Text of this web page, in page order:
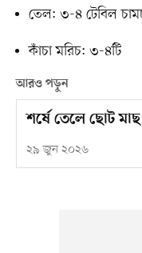
তেল: ৩-৪ টেবিল
কাঁচা মরিচ: ৩-৪টি
আরও পড়ুন
শর্ষে তেলে ছোট
২৯ জুন ২০২৬